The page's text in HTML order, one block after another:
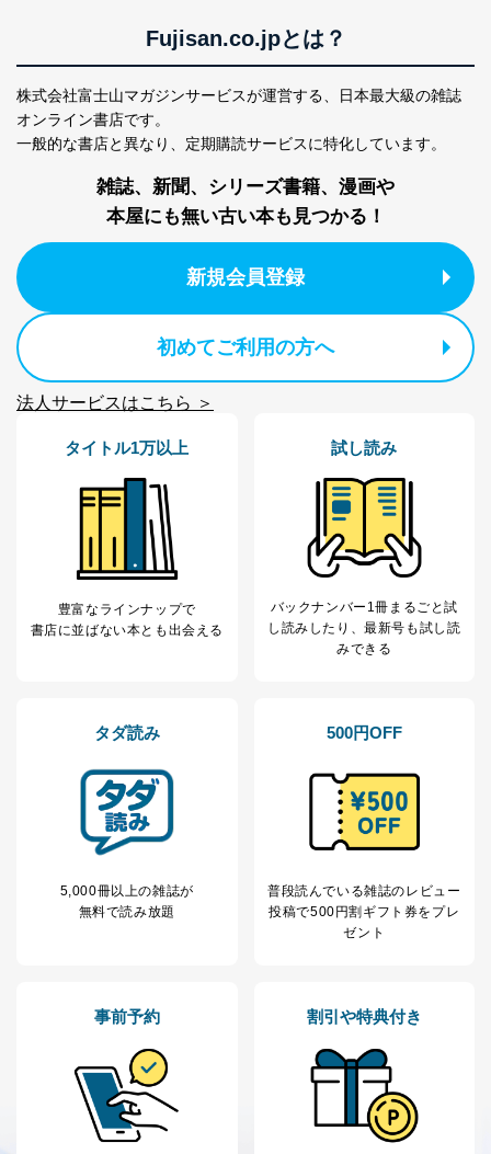
絡ください。
適切、かつ迅速に対応させていただきます。
株式会社富士山マガジンサービス 個人情報問い合わせ
係
TEL：0570-200-223
FAX：03-5459-7073
e-mail：cs@fujisan.co.jp
改訂：2025年2月20日
制定：2005年4月1日
代表取締役会長 西野 伸一郎
１．個人情報保護管理者
護管理者の責任のもと、個人情報を取得・アクセス・利
株式会社富士山マガジンサービス
代表取締役会長 西野 伸一郎
個人情報保護管理者: 経営管理グループディレクター 前
当社が取り扱う開示対象個人情報の利用目的は次のとお
当社の定期購読サ
ービス等をご利用
の方の個人情報
商品代金回収のため
ス、キャンペーン等の広告の案内
個人が特定できない形で取得した
閲覧履歴や購買履歴等の情報を分
広告のため
当社にお問合わせ
お問い合わせ対応、トラブル対
処、オペレーター教育など応対品
当社カスタマーQ＆
Aサービス利用者
ｅメール等によるカスタマーQ＆A
サイトのサービス内容のご案内の
ｅメール等による商品、サービ
ス、キャンペーン等の広告に関す
Fujisan.co.jpとは？
株式会社富士山マガジンサービスが運営する、
日本最大級の雑誌
オンライン書店です。
一般的な書店と異なり、 定期購読サービスに特化しています。
雑誌、新聞、シリーズ書籍、漫画や
本屋にも無い古い本も見つかる！
新規会員登録
初めてご利用の方へ
法人サービスはこちら ＞
タイトル1万以上
豊富なラインナップで
書店に並ばない本とも出会える
試し読み
バックナンバー1冊まるごと試
し読み したり、最新号も試し読
みできる
タダ読み
5,000冊以上の雑誌が
無料で読み放題
500円OFF
普段読んでいる雑誌のレビュー
投稿で500円割ギフト券をプレ
ゼント
事前予約 割引や特典付き